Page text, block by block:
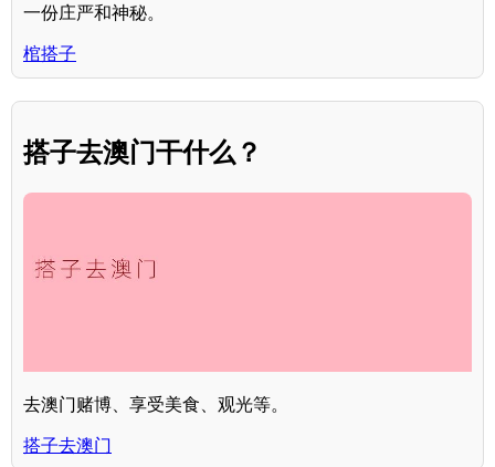
一份庄严和神秘。
棺搭子
搭子去澳门干什么？
去澳门赌博、享受美食、观光等。
搭子去澳门